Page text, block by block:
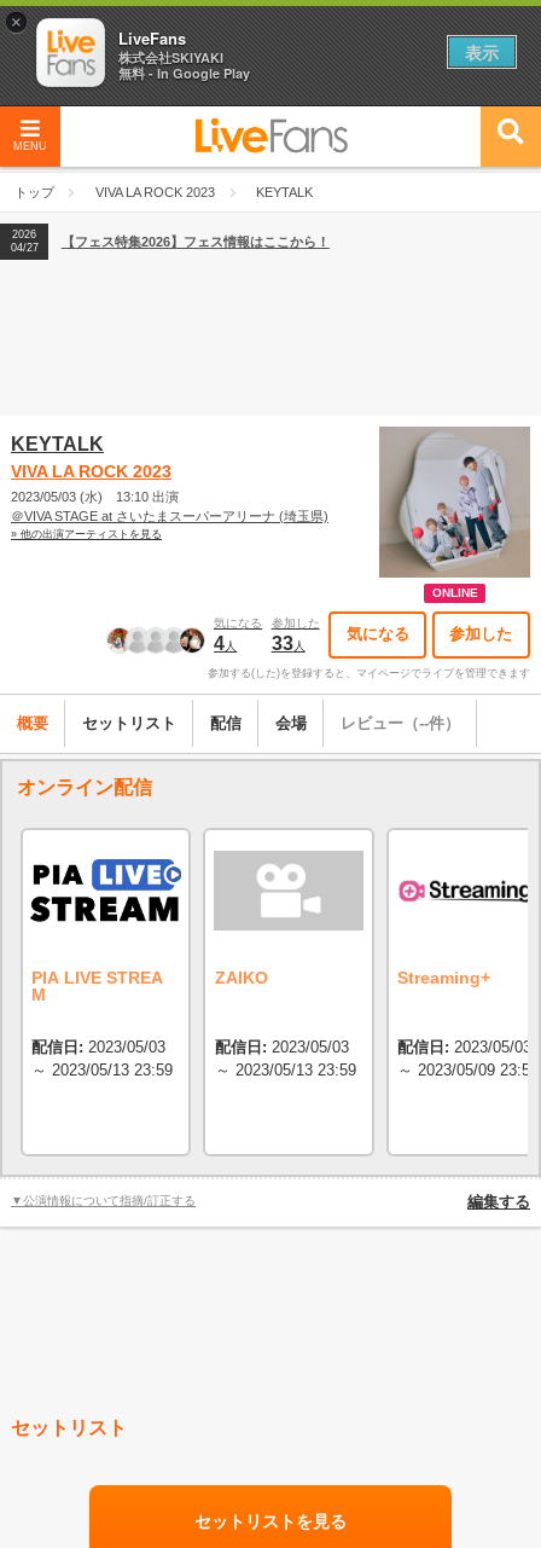
MENU
トップ VIVA LA ROCK 2023 KEYTALK
2026
04/27
2026
【ライブ動員ランキング】2026年上半期編発表！
2026
04/27
【フェス特集2026】フェス情報はここから！
ONLINE
KEYTALK
VIVA LA ROCK 2023
2023/05/03 (水) 13:10 出演
＠VIVA STAGE at さいたまスーパーアリーナ (埼玉県)
» 他の出演アーティストを見る
気になる
4人
参加した
33人
気になる 参加した
参加する(した)を登録すると、マイページでライブを管理できます
概要 セットリスト 配信 会場 レビュー（--件）
オンライン配信
PIA LIVE STREA
M
配信日: 2023/05/03
～ 2023/05/13 23:59
ZAIKO
配信日: 2023/05/03
～ 2023/05/13 23:59
Streaming+
配信日: 2023/05/03
～ 2023/05/09 23:59
▼公演情報について指摘/訂正する 編集する
セットリスト
セットリストを見る
×
LiveFans
株式会社SKIYAKI
無料 - In Google Play
表示